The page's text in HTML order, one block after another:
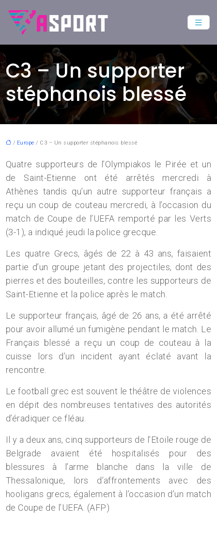
C3 – Un supporter
stéphanois blessé
/ Europe / C3 – Un supporter stéphanois blessé
Quatre supporteurs de l’Olympiakos le Pirée et un
de Saint-Etienne ont été arrêtés mercredi à
Athènes tandis qu’un autre supporteur français a
reçu un coup de couteau mercredi, à l’occasion du
match de Coupe de l’UEFA remporté par les Verts
(3-1), a indiqué jeudi la police grecque.
Les quatre Grecs, âgés de 22 à 43 ans, faisaient
partie d’un groupe jetant des projectiles, dont des
pierres et des bouteilles, contre les supporteurs de
Saint-Etienne et la police après le match.
Le supporteur français, âgé de 26 ans, a été arrêté
pour avoir allumé un fumigène pendant le match. Le
Français blessé a reçu un coup de couteau à la
cuisse lors d’un incident ayant éclaté avant la
rencontre.
Le football grec est souvent le théâtre de violences
en dépit des nombreuses tentatives des autorités
d’éradiquer ce fléau.
Il y a deux ans, cinq supporteurs de l’Etoile rouge de
Belgrade avaient été hospitalisés pour des
blessures à l’arme blanche dans la ville de
Thessalonique, lors d’affrontements avec des
hooligans grecs, également à l’occasion d’un match
de Coupe de l’UEFA. (AFP)